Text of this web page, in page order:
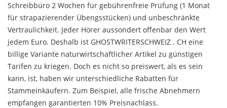
Schreibbüro 2 Wochen für gebührenfreie Prüfung (1 Monat
für strapazierender Übengsstücken) und unbeschränkte
Vertraulichkeit. Jeder Hörer aussondert offenbar den Wert
jedem Euro. Deshalb ist GHOSTWRITERSCHWEIZ . CH eine
billige Variante naturwirtschaftlicher Artikel zu günstigen
Tarifen zu kriegen. Doch es nicht so preiswert, als es sein
kann, ist, haben wir unterschiedliche Rabatten für
Stammeinkäufern. Zum Beispiel, alle frische Abnehmern
empfangen garantierten 10% Preisnachlass.